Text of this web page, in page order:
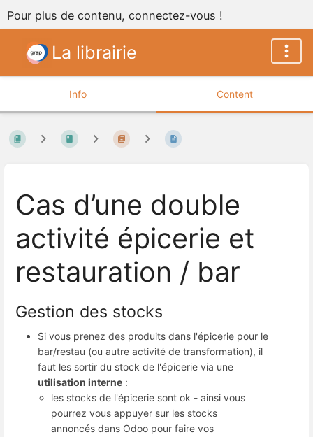
Pour plus de contenu, connectez-vous !
La librairie
Info Content
Cas d’une double
activité épicerie et
restauration / bar
Gestion des stocks
Si vous prenez des produits dans l'épicerie pour le
bar/restau (ou autre activité de transformation), il
faut les sortir du stock de l'épicerie via une
utilisation interne :
les stocks de l'épicerie sont ok - ainsi vous
pourrez vous appuyer sur les stocks
annoncés dans Odoo pour faire vos